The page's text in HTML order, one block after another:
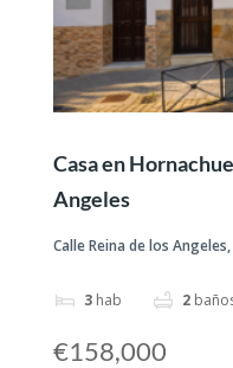
Casa en
Angeles
Calle Reina de los
3 hab 2
€158,000